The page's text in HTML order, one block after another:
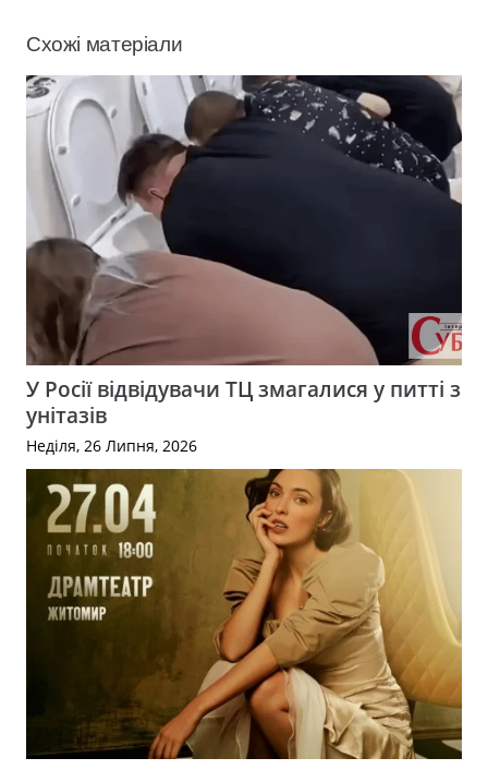
Схожі матеріали
У Росії відвідувачи ТЦ змагалися у питті з
унітазів
Неділя, 26 Липня, 2026